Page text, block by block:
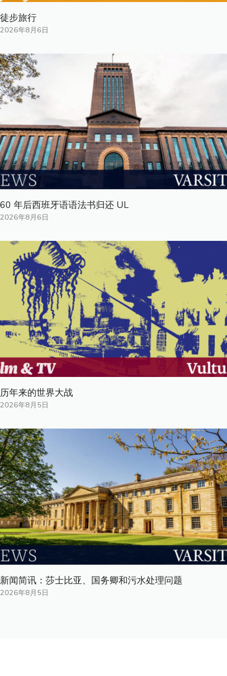
徒步旅行
2026年8月6日
60 年后西班牙语语法书归还 UL
2026年8月6日
历年来的世界大战
2026年8月5日
新闻简讯：莎士比亚、国务卿和污水处理问题
2026年8月5日